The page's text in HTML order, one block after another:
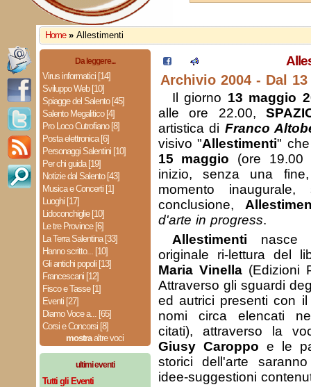
Home » Allestimenti
Da leggere...
Virus informatici [14]
Sviluppo Web [10]
Spiagge del Salento [45]
Salento Megalitico [4]
Pro Loco Cutrofiano [8]
Posta elettronica [6]
Personaggi Salentini [10]
Per chi guida [19]
Notizie dal Salento [43]
Musica e Concerti [1]
Luoghi [17]
Lidoconchiglie [10]
Le tre Province [6]
La Terra Salentina [33]
Hanno scritto... [10]
Gli antichi popoli [13]
Francescani [12]
Fisco e Tasse [1]
Eventi [27]
Diamo Voce a... [65]
Corsi e Concorsi [8]
mostraaltre voci
ultimi eventi
Tutti gli Eventi
Archivio 2004 - Dal
Il giorno 13 maggio
alle ore 22.00,
artistica di Franco
visivo "Allestimenti"
15 maggio (ore 19.00
inizio, senza una
momento
conclusione,
d'arte in progress.
Allestimenti nasce
originale ri-lettura del
Maria Vinella(Edizioni
Attraverso gli sguardi
ed autrici presenti con
nomi circa elencati
citati), attraverso la
Giusy Caroppo e le
storici dell'arte
idee-suggestioni